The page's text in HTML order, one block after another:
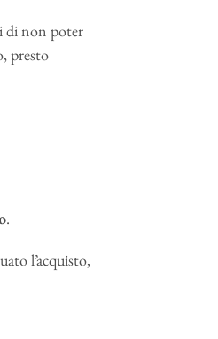
di non poter
presto
.
l’acquisto,